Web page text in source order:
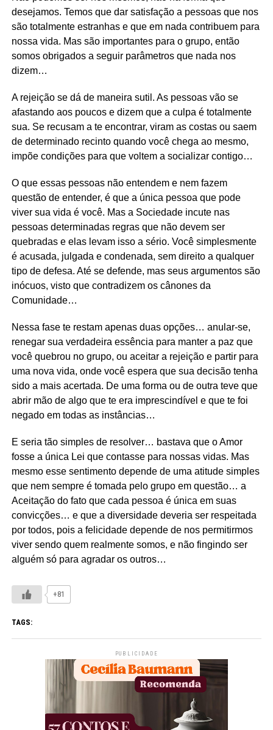
desejamos. Temos que dar satisfação a pessoas que nos
são totalmente estranhas e que em nada contribuem para
nossa vida. Mas são importantes para o grupo, então
somos obrigados a seguir parâmetros que nada nos
dizem…
A rejeição se dá de maneira sutil. As pessoas vão se
afastando aos poucos e dizem que a culpa é totalmente
sua. Se recusam a te encontrar, viram as costas ou saem
de determinado recinto quando você chega ao mesmo,
impõe condições para que voltem a socializar contigo…
O que essas pessoas não entendem e nem fazem
questão de entender, é que a única pessoa que pode
viver sua vida é você. Mas a Sociedade incute nas
pessoas determinadas regras que não devem ser
quebradas e elas levam isso a sério. Você simplesmente
é acusada, julgada e condenada, sem direito a qualquer
tipo de defesa. Até se defende, mas seus argumentos são
inócuos, visto que contradizem os cânones da
Comunidade…
Nessa fase te restam apenas duas opções… anular-se,
renegar sua verdadeira essência para manter a paz que
você quebrou no grupo, ou aceitar a rejeição e partir para
uma nova vida, onde você espera que sua decisão tenha
sido a mais acertada. De uma forma ou de outra teve que
abrir mão de algo que te era imprescindível e que te foi
negado em todas as instâncias…
E seria tão simples de resolver… bastava que o Amor
fosse a única Lei que contasse para nossas vidas. Mas
mesmo esse sentimento depende de uma atitude simples
que nem sempre é tomada pelo grupo em questão… a
Aceitação do fato que cada pessoa é única em suas
convicções… e que a diversidade deveria ser respeitada
por todos, pois a felicidade depende de nos permitirmos
viver sendo quem realmente somos, e não fingindo ser
alguém só para agradar os outros…
+81
TAGS:
PUBLICIDADE